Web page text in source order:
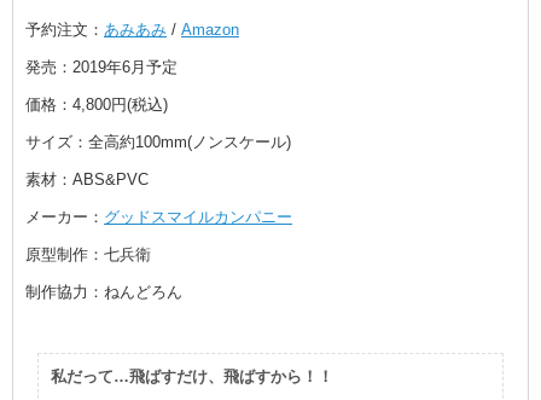
予約注文： あみあみ / Amazon
発売：2019年6月予定
価格：4,800円(税込)
サイズ：全高約100mm(ノンスケール)
素材：ABS&PVC
メーカー： グッドスマイルカンパニー
原型制作：七兵衛
制作協力：ねんどろん
私だって…飛ばすだけ、飛ばすから！！